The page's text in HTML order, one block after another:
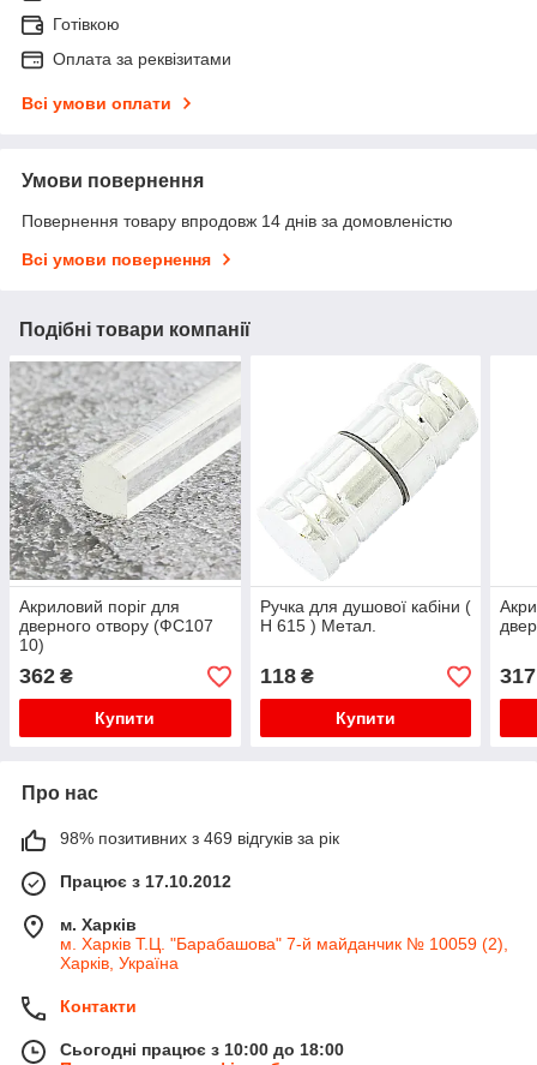
Готівкою
Оплата за реквізитами
Всі умови оплати
Умови повернення
Повернення товару впродовж 14 днів за домовленістю
Всі умови повернення
Подібні товари компанії
Акриловий поріг для
дверного отвору (ФС107
10)
362 ₴
Купити
Ручка для душової кабіни (
Н 615 ) Метал.
118₴
Купити
317
Про нас
98% позитивних з 469 відгуків за рік
Працює з 17.10.2012
м. Харків
м. Харків Т.Ц. "Барабашова" 7-й майданчик № 10059 (2),
Харків, Україна
Контакти
Сьогодні працює з 10:00 до 18:00